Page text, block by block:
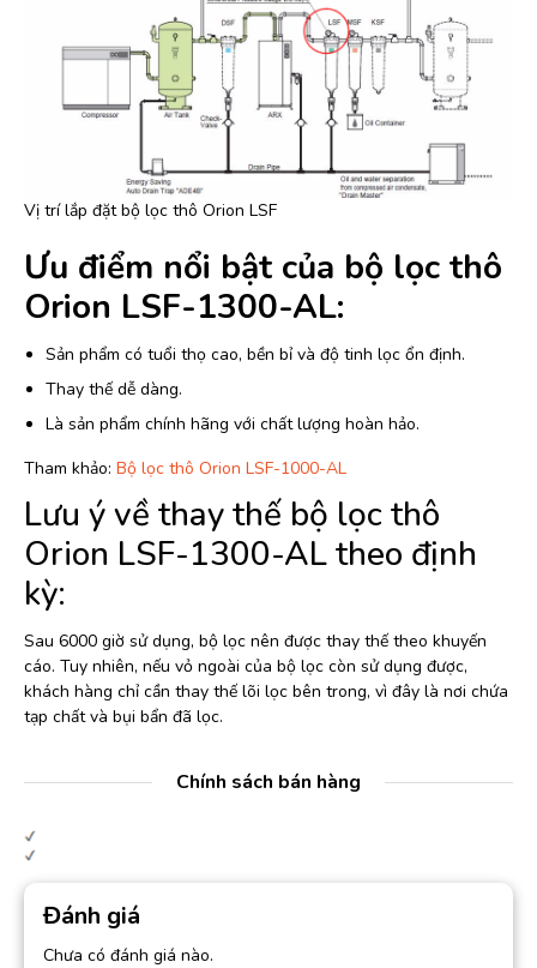
Vị trí lắp đặt bộ lọc thô Orion LSF
Ưu điểm nổi bật của bộ lọc thô
Orion LSF-1300-AL:
Sản phẩm có tuổi thọ cao, bền bỉ và độ tinh lọc ổn định.
Thay thế dễ dàng.
Là sản phẩm chính hãng với chất lượng hoàn hảo.
Tham khảo: Bộ lọc thô Orion LSF-1000-AL
Lưu ý về thay thế bộ lọc thô
Orion LSF-1300-AL theo định
kỳ:
Sau 6000 giờ sử dụng, bộ lọc nên được thay thế theo khuyến
cáo. Tuy nhiên, nếu vỏ ngoài của bộ lọc còn sử dụng được,
khách hàng chỉ cần thay thế lõi lọc bên trong, vì đây là nơi chứa
tạp chất và bụi bẩn đã lọc.
Chính sách bán hàng
Đánh giá
Chưa có đánh giá nào.